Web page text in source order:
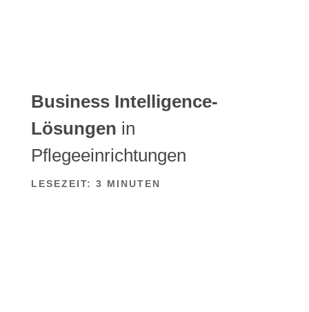
Business Intelligence-
Lösungen in
Pflegeeinrichtungen
LESEZEIT: 3 MINUTEN